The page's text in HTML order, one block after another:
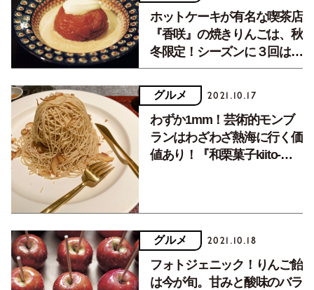
ホットケーキが有名な喫茶店
『香咲』の焼きりんごは、秋
冬限定！シーズンに３回は食
べたい魅惑の味。
グルメ 2021.10.17
わずか1mm！芸術的モンブ
ランはわざわざ熱海に行く価
値あり！『和栗菓子kiito-生
グルメ 2021.10.18
フォトジェニック！りんご飴
は今が旬。甘みと酸味のバラ